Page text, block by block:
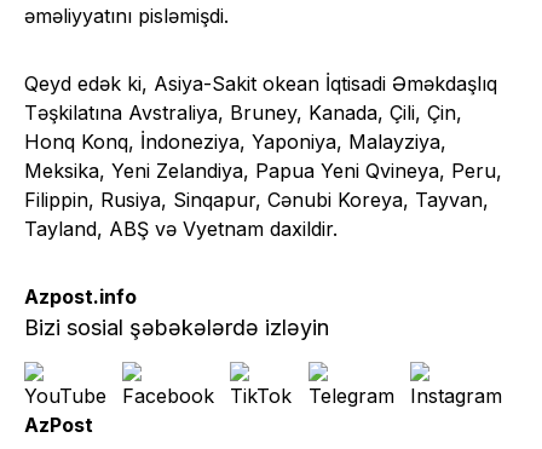
əməliyyatını pisləmişdi.
Qeyd edək ki, Asiya-Sakit okean İqtisadi Əməkdaşlıq
Təşkilatına Avstraliya, Bruney, Kanada, Çili, Çin,
Honq Konq, İndoneziya, Yaponiya, Malayziya,
Meksika, Yeni Zelandiya, Papua Yeni Qvineya, Peru,
Filippin, Rusiya, Sinqapur, Cənubi Koreya, Tayvan,
Tayland, ABŞ və Vyetnam daxildir.
Azpost.info
Bizi sosial şəbəkələrdə izləyin
AzPost